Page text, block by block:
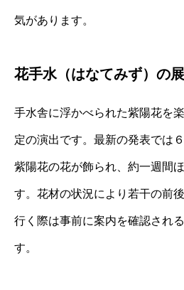
気があります。
花手水（はなてみず）の
手水舎に浮かべられた紫陽花を
定の演出です。最新の発表では
紫陽花の花が飾られ、約一週間
す。花材の状況により若干の前
行く際は事前に案内を確認され
す。